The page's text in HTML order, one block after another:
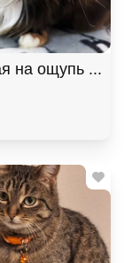
дом. В дар!,
на ощупь